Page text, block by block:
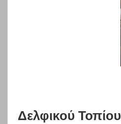
Δελφικού Τοπίου